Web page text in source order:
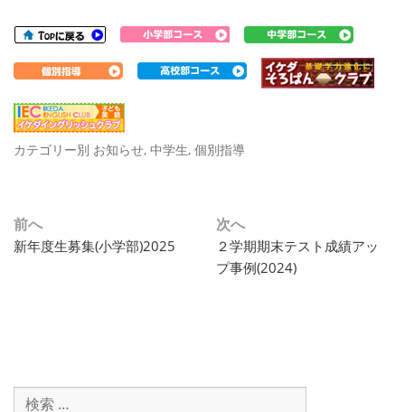
カテゴリー別 お知らせ, 中学生, 個別指導
投
稿
ー
前へ
過
新年度生募集(小学部)2025
次へ
次
の
２学期期末テスト成績アッ
プ事例(2024)